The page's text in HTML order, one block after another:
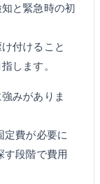
と緊急時の初
付けること
します。
みがありま
定費が必要に
す段階で費用